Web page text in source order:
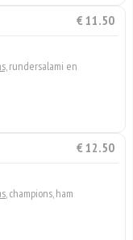
€ 11.50
rundersalami en
€ 12.50
, champions, ham